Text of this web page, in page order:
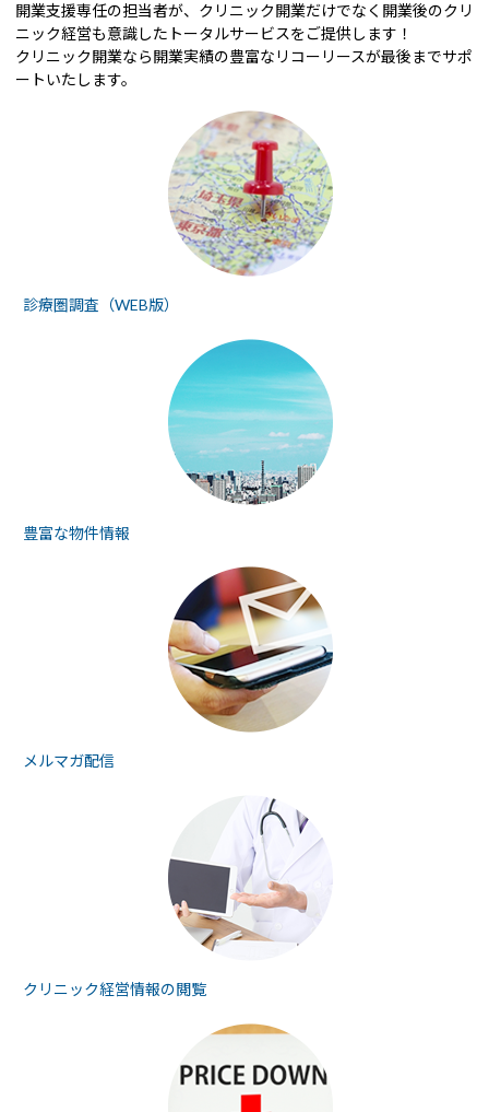
開業支援専任の担当者が、クリニック開業だけでなく開業後のクリ
ニック経営も意識したトータルサービスをご提供します！
クリニック開業なら開業実績の豊富なリコーリースが最後までサポ
ートいたします。
診療圏調査（WEB版）
豊富な物件情報
メルマガ配信
クリニック経営情報の閲覧